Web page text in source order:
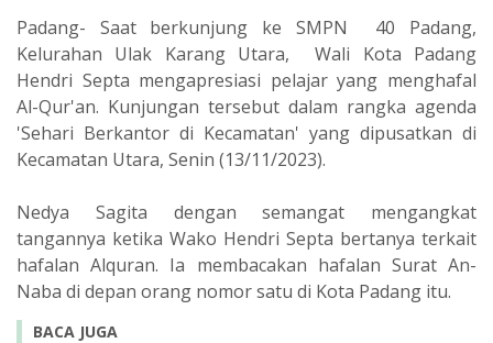
Padang- Saat berkunjung ke SMPN 40 Padang,
Kelurahan Ulak Karang Utara, Wali Kota Padang
Hendri Septa mengapresiasi pelajar yang menghafal
Al-Qur'an. Kunjungan tersebut dalam rangka agenda
'Sehari Berkantor di Kecamatan' yang dipusatkan di
Kecamatan Utara, Senin (13/11/2023).
Nedya Sagita dengan semangat mengangkat
tangannya ketika Wako Hendri Septa bertanya terkait
hafalan Alquran. Ia membacakan hafalan Surat An-
Naba di depan orang nomor satu di Kota Padang itu.
BACA JUGA